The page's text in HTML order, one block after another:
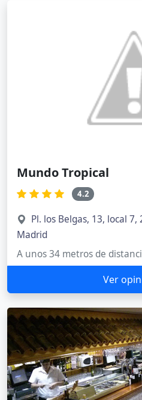
Mundo Tropical
4.2
Pl. los Belgas, 13, local
Madrid
A unos 34 metros de
Ver